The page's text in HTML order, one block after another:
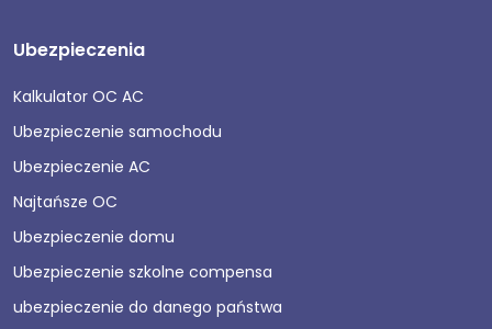
Ubezpieczenia
Kalkulator OC AC
Ubezpieczenie samochodu
Ubezpieczenie AC
Najtańsze OC
Ubezpieczenie domu
Ubezpieczenie szkolne compensa
ubezpieczenie do danego państwa